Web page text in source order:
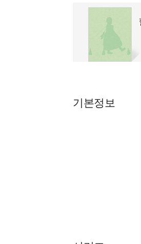
기본정보